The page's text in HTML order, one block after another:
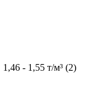
1,46 - 1,55 т/м³ (2)